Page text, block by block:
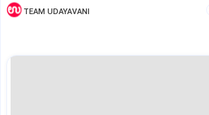
TEAM UDAYAVANI